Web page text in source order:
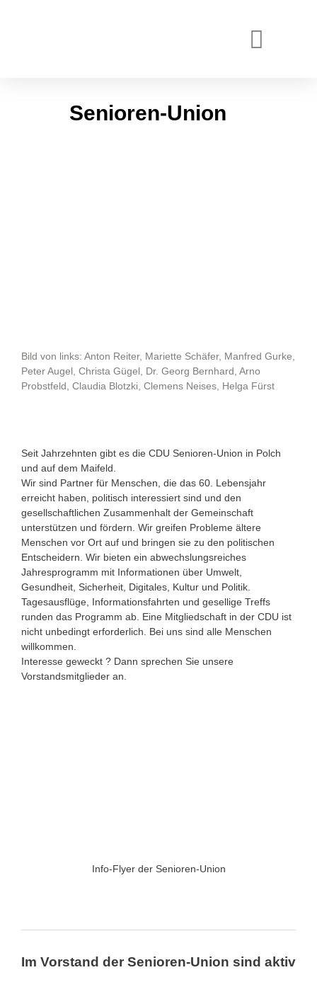
Senioren-Union
Bild von links: Anton Reiter, Mariette Schäfer, Manfred Gurke,
Peter Augel, Christa Gügel, Dr. Georg Bernhard, Arno
Probstfeld, Claudia Blotzki, Clemens Neises, Helga Fürst
Seit Jahrzehnten gibt es die CDU Senioren-Union in Polch
und auf dem Maifeld.
Wir sind Partner für Menschen, die das 60. Lebensjahr
erreicht haben, politisch interessiert sind und den
gesellschaftlichen Zusammenhalt der Gemeinschaft
unterstützen und fördern. Wir greifen Probleme ältere
Menschen vor Ort auf und bringen sie zu den politischen
Entscheidern. Wir bieten ein abwechslungsreiches
Jahresprogramm mit Informationen über Umwelt,
Gesundheit, Sicherheit, Digitales, Kultur und Politik.
Tagesausflüge, Informationsfahrten und gesellige Treffs
runden das Programm ab. Eine Mitgliedschaft in der CDU ist
nicht unbedingt erforderlich. Bei uns sind alle Menschen
willkommen.
Interesse geweckt ? Dann sprechen Sie unsere
Vorstandsmitglieder an.
Info-Flyer der Senioren-Union
Im Vorstand der Senioren-Union sind aktiv